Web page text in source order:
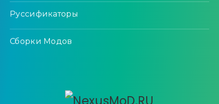
Руссификаторы
Сборки Модов